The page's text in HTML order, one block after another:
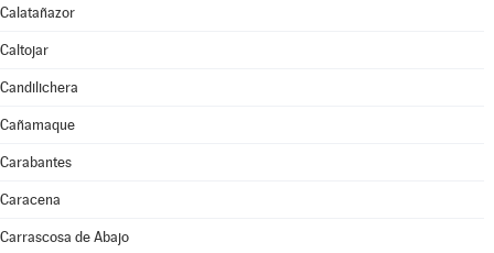
Calatañazor
Caltojar
Candilichera
Cañamaque
Carabantes
Caracena
Carrascosa de Abajo